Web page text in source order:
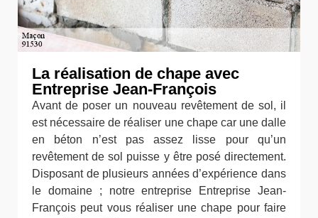
La réalisation de chape avec
Entreprise Jean-François
Avant de poser un nouveau revêtement de sol, il
est nécessaire de réaliser une chape car une dalle
en béton n’est pas assez lisse pour qu’un
revêtement de sol puisse y être posé directement.
Disposant de plusieurs années d’expérience dans
le domaine ; notre entreprise Entreprise Jean-
François peut vous réaliser une chape pour faire